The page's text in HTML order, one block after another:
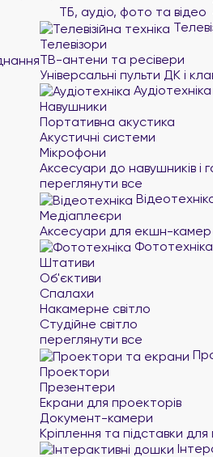
ТБ, аудіо, фото та відео
Телевізори
ТВ-антени та ресівери
Універсальні пульти ДК і
Аудіотехніка
Навушники
Портативна акустика
Акустичні системи
Мікрофони
Аксесуари до навушників і
переглянути все
Медіаплеєри
Аксесуари для екшн-камер
Фототехніка
Штативи
Об'єктиви
Спалахи
Накамерне світло
Студійне світло
переглянути все
Проектори
Презентери
Екрани для проекторів
Документ-камери
Кріплення та підставки для